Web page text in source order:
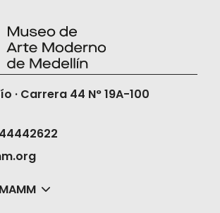
· Carrera 44 N° 19A-100